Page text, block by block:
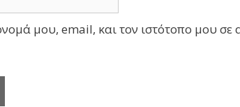
μου, email, και τον ιστότοπο μου σε